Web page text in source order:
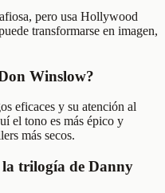
pero usa Hollywood
transformarse en imagen,
Winslow?
eficaces y su atención al
el tono es más épico y
más secos.
trilogía de Danny